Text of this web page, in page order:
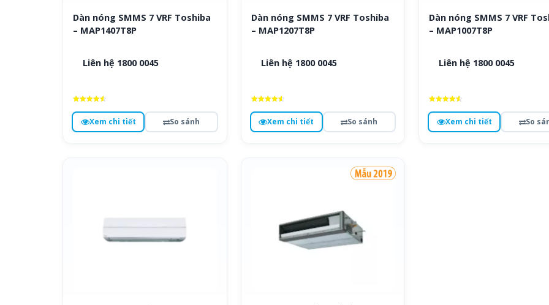
Dàn nóng SMMS 7 VRF Toshiba
– MAP1407T8P
Liên hệ 1800 0045
hạng
4.6
5 saoXem chi tiết So sánh
Dàn nóng SMMS 7 VRF Toshiba
– MAP1207T8P
Liên hệ 1800 0045
hạng
4.7
5 saoXem chi tiết So sánh
Dàn nóng SMMS 7 VRF
– MAP1007T8P
Liên hệ 1800 0045
hạng
4.6
5 saoXem chi tiết So